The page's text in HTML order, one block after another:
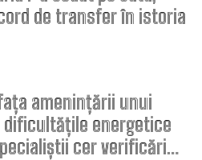
de transfer în istoria
amenințării unui
dificultățile energetice
cer verificări…